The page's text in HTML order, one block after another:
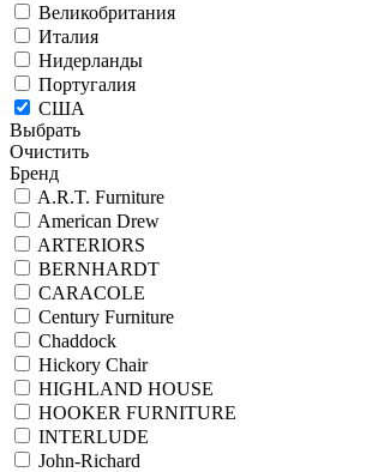
Великобритания
Италия
Нидерланды
Португалия
США
Выбрать
Очистить
Бренд
A.R.T. Furniture
American Drew
ARTERIORS
BERNHARDT
CARACOLE
Century Furniture
Chaddock
Hickory Chair
HIGHLAND HOUSE
HOOKER FURNITURE
INTERLUDE
John-Richard